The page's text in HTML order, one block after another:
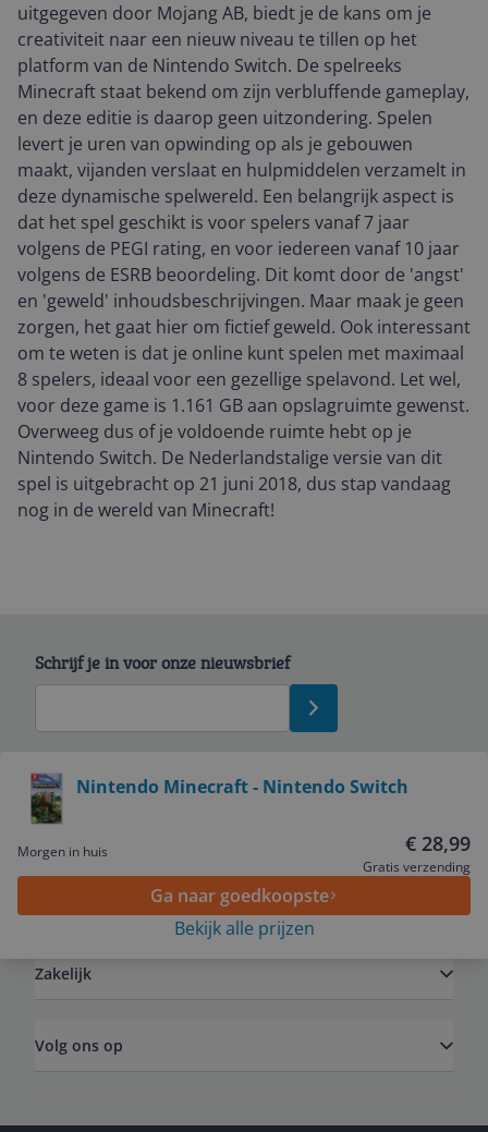
uitgegeven door Mojang AB, biedt je de kans om je
creativiteit naar een nieuw niveau te tillen op het
platform van de Nintendo Switch. De spelreeks
Minecraft staat bekend om zijn verbluffende gameplay,
en deze editie is daarop geen uitzondering. Spelen
levert je uren van opwinding op als je gebouwen
maakt, vijanden verslaat en hulpmiddelen verzamelt in
deze dynamische spelwereld. Een belangrijk aspect is
dat het spel geschikt is voor spelers vanaf 7 jaar
volgens de PEGI rating, en voor iedereen vanaf 10 jaar
volgens de ESRB beoordeling. Dit komt door de 'angst'
en 'geweld' inhoudsbeschrijvingen. Maar maak je geen
zorgen, het gaat hier om fictief geweld. Ook interessant
om te weten is dat je online kunt spelen met maximaal
8 spelers, ideaal voor een gezellige spelavond. Let wel,
voor deze game is 1.161 GB aan opslagruimte gewenst.
Overweeg dus of je voldoende ruimte hebt op je
Nintendo Switch. De Nederlandstalige versie van dit
spel is uitgebracht op 21 juni 2018, dus stap vandaag
nog in de wereld van Minecraft!
Nintendo Minecraft - Nintendo Switch
Morgen in huis € 28,99
Gratis verzending
Ga naar goedkoopste
Bekijk alle prijzen
Schrijf je in voor onze nieuwsbrief
Service
Zakelijk
Volg ons op